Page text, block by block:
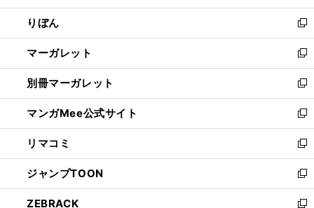
開
く
ウ
で
開
く
ン
ド
ウ
で
開
く
ウ
ィ
ン
ド
ウ
で
開
く
りぼん
新
し
い
ウ
ィ
ン
ド
ウ
で
開
く
マーガレット
新
し
い
ウ
ィ
ン
ド
ウ
で
開
く
別冊マーガレット
新
し
い
ウ
ィ
ン
ド
ウ
で
マンガMee公式サイト
新
し
い
ウ
ィ
ン
ド
リマコミ
新
し
い
ウ
ィ
ジャンプTOON
新
し
ZEBRACK